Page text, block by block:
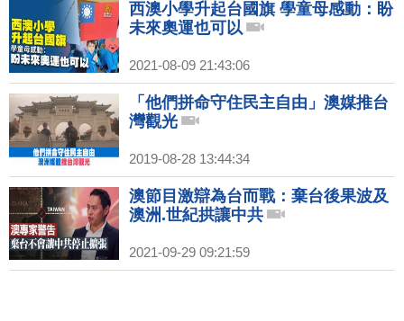
西澳小學升起台國旗 學童母感動：盼
未來奧運也可以
2021-08-09 21:43:06
「他們拼命守住民主自由」澳媒推台
灣觀光
2019-08-28 13:44:34
澳節目激辯為台而戰：棄台後果波及
澳洲.世紀拱讓中共
2021-09-29 09:21:59